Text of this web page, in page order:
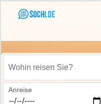
Wohin reisen Sie?
Anreise